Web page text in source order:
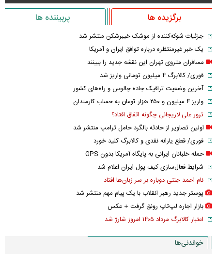
برگزیده ها پربیننده ها
جزئیات شوکه‌کننده از موشک خیبرشکن منتشر شد
یک خبر غیرمنتظره درباره توافق ایران و آمریکا
مسافران متروی تهران این نقشه جدید را ببینند
فوری/ کالابرگ ۴ میلیون تومانی واریز شد
آخرین وضعیت ترافیک جاده چالوس و راه‌های کشور
واریز ۴ میلیون و ۲۵۰ هزار تومان به حساب کارمندان
ترور علی لاریجانی چگونه اتفاق افتاد؟
اولین تصاویر از حادثه بالگرد حامل ترامپ منتشر شد
فوری/ قطع یارانه نقدی و کالابرگ کلید خورد
حمله خلبانان ایرانی به پایگاه آمریکا بدون GPS
شرایط فعال‌سازی کیف پول ایران اعلام شد
نام احمد جنتی دوباره بر سر زبان‌ها افتاد
پوستر جدید رهبر انقلاب با یک پیام مهم منتشر شد
بازار اجاره لپ‌تاپ رونق گرفت + عکس
اعتبار کالابرگ مرداد ۱۴۰۵ امروز شارژ شد
خواندنی‌ها